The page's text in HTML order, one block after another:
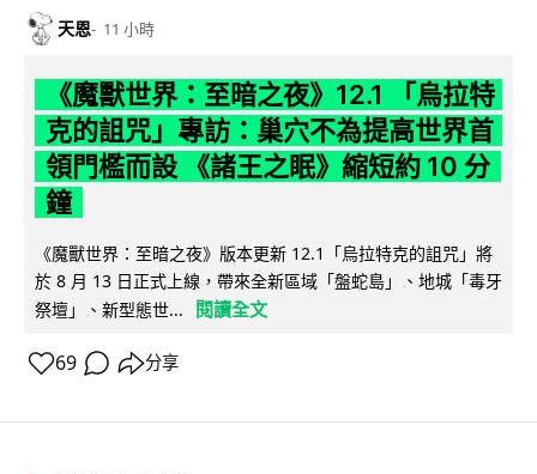
天恩 11 小時
《魔獸世界：至暗之夜》12.1 「烏拉特
克的詛咒」專訪：巢穴不為提高世界首
領門檻而設 《諸王之眠》縮短約 10 分
鐘
《魔獸世界：至暗之夜》版本更新 12.1「烏拉特克的詛咒」將
於 8 月 13 日正式上線，帶來全新區域「盤蛇島」、地城「毒牙
祭壇」、新型態世...
閱讀全文
69 分享